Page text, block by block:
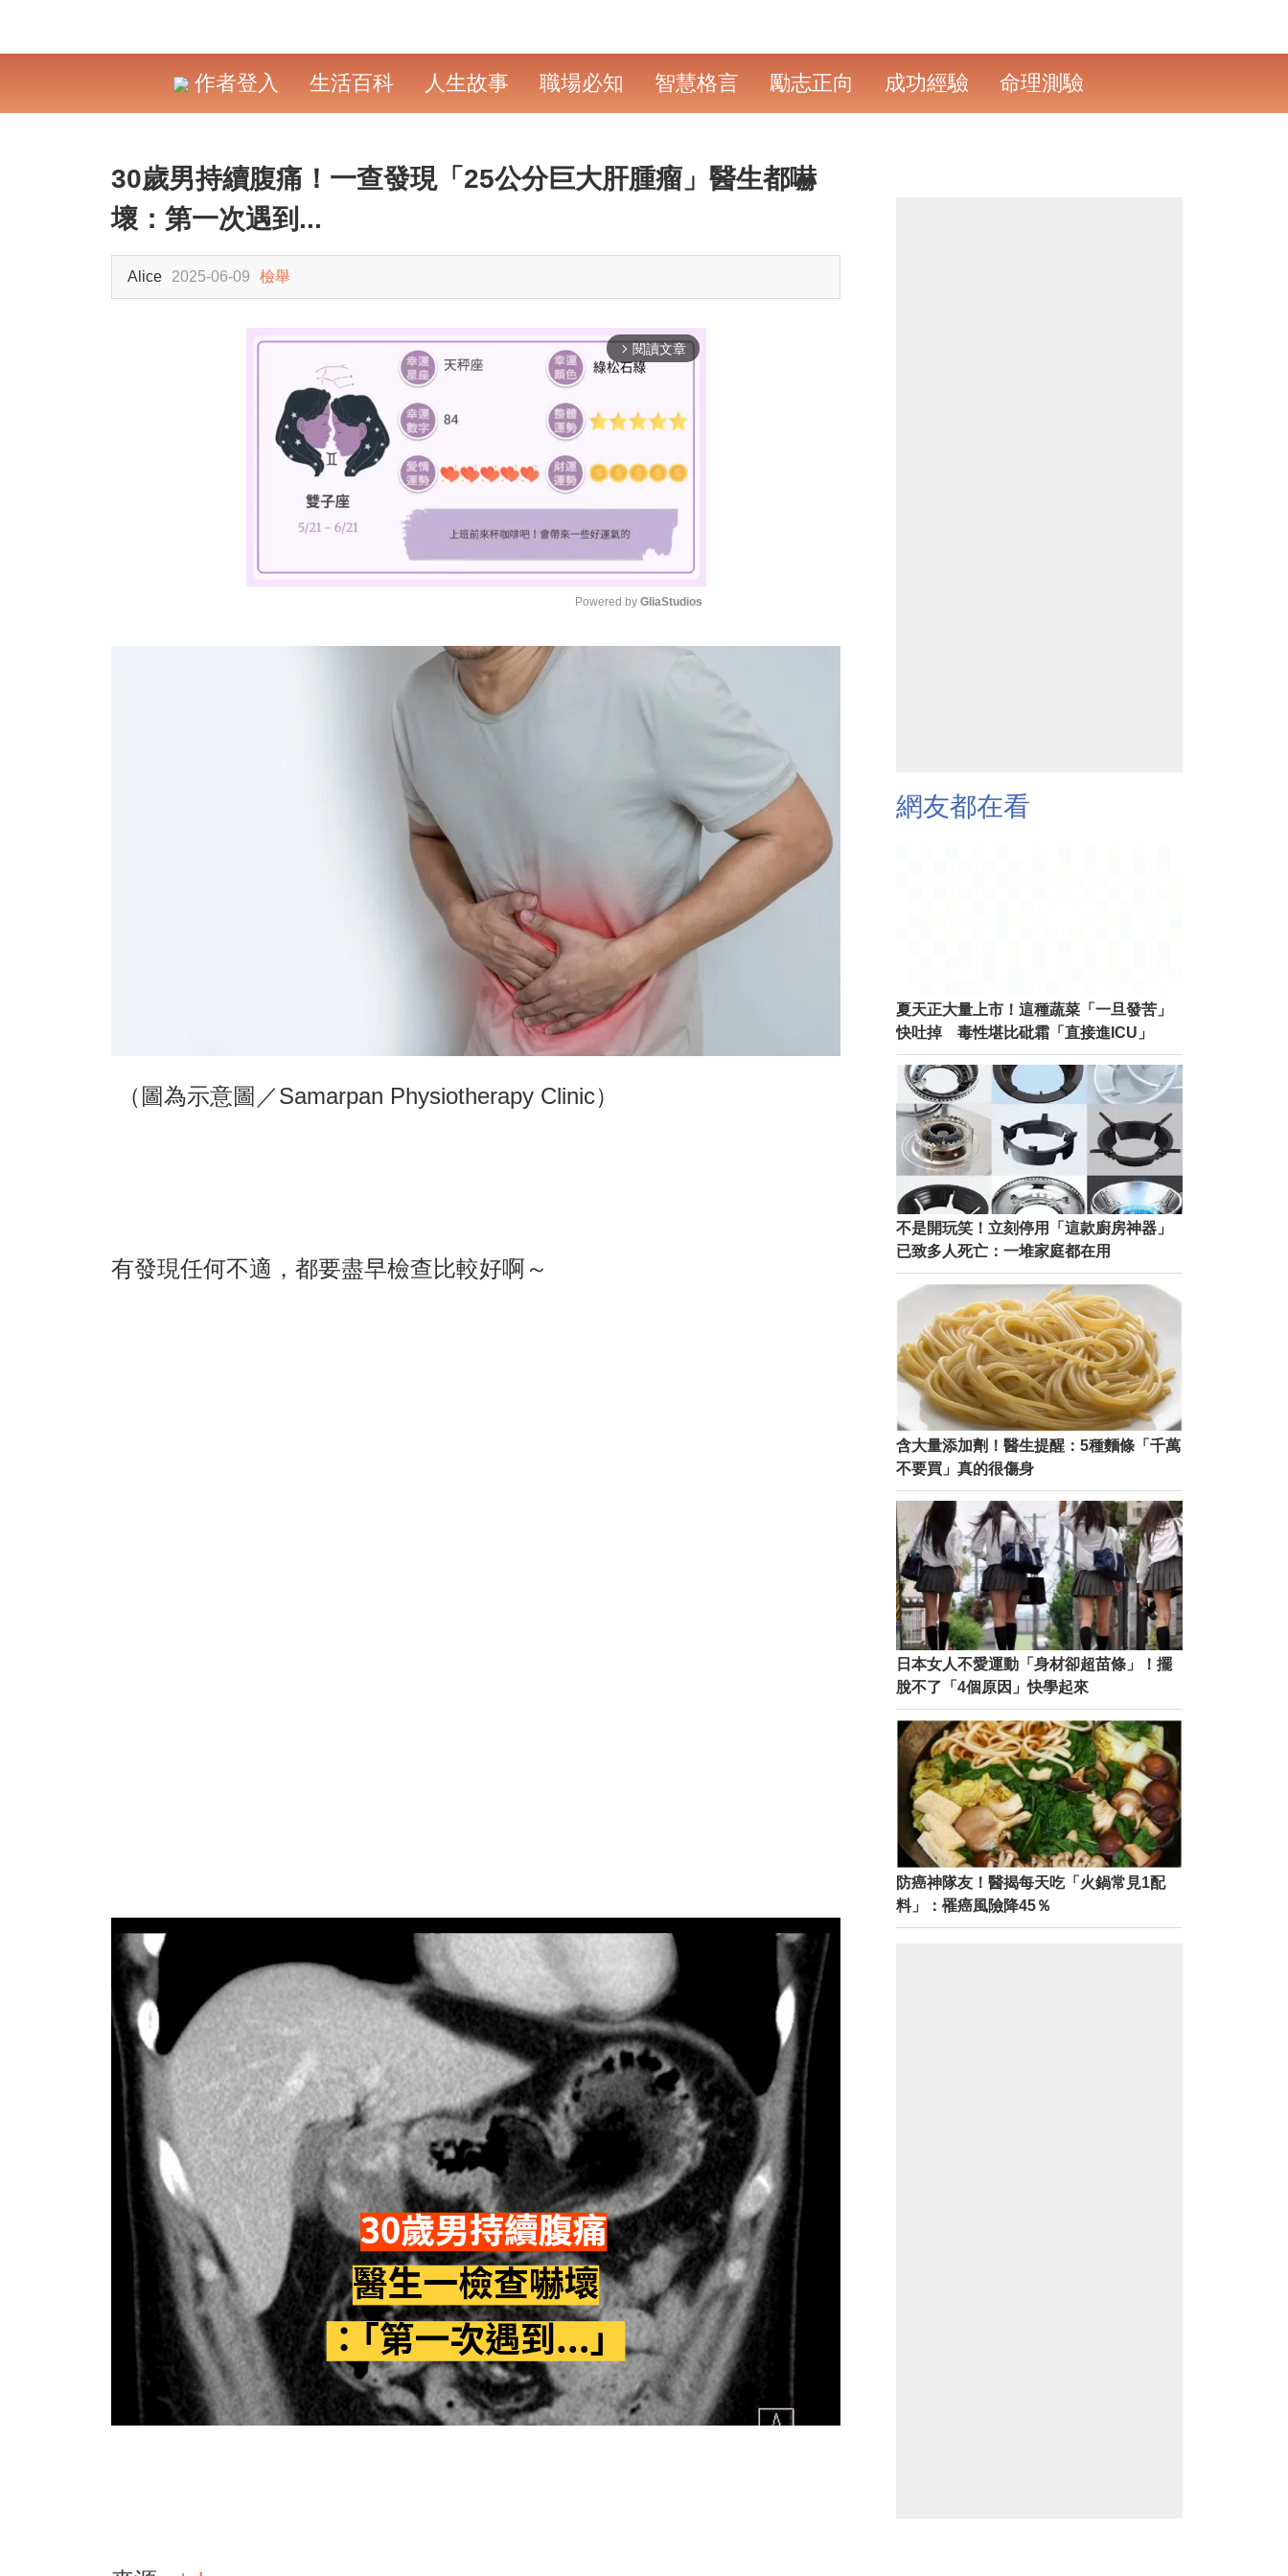
作者登入 生活百科 人生故事 職場必知 智慧格言 勵志正向 成功經驗 命理測驗
30歲男持續腹痛！一查發現「25公分巨大肝腫瘤」醫生都嚇
壞：第一次遇到...
Alice 2025-06-09 檢舉
arrow_forward_ios 閱讀文章
Powered by GliaStudios
（圖為示意圖／Samarpan Physiotherapy Clinic）
有發現任何不適，都要盡早檢查比較好啊～
網友都在看
夏天正大量上市！這種蔬菜「一旦發苦」
快吐掉 毒性堪比砒霜「直接進ICU」
不是開玩笑！立刻停用「這款廚房神器」
已致多人死亡：一堆家庭都在用
含大量添加劑！醫生提醒：5種麵條「千萬
不要買」真的很傷身
日本女人不愛運動「身材卻超苗條」！擺
脫不了「4個原因」快學起來
防癌神隊友！醫揭每天吃「火鍋常見1配
料」：罹癌風險降45％